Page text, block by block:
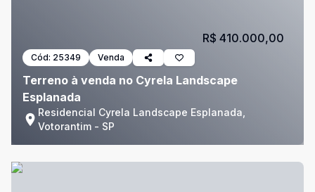
Cód: 25349 Venda
Terreno à venda no Cyrela Landscape
Esplanada
Residencial Cyrela Landscape Esplanada,
Votorantim - SP
R$ 410.000,00